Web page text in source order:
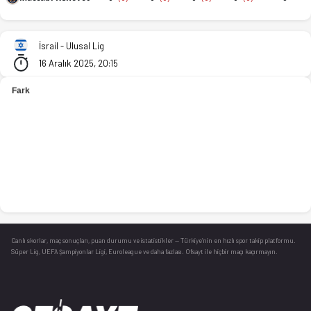
İsrail - Ulusal Lig
16 Aralık 2025, 20:15
Canlı skorlar , maç sonuçları, puan durumu ve istatistikler — Türkiye’nin en hızlı spor takip platformu.
Süper Lig, UEFA Şampiyonlar Ligi, Euroleague ve daha fazlası. Ofsayt ile hiçbir maçı kaçırmayın.